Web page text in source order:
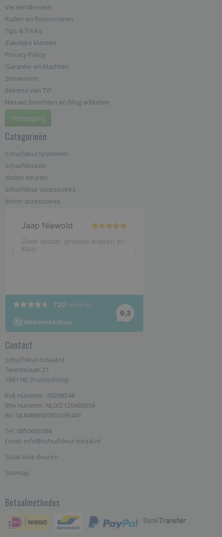
Verzendkosten
Ruilen en Retourneren
Tips & Tricks
Zakelijke klanten
Privacy Policy
Garantie en Klachten
Showroom
Bekend van TV!
Nieuws berichten en blog artikelen
Herroeping
Categorieën
Schuifdeursystemen
Schuifdeuren
stalen deuren
Schuifdeur accessoires
Woon accessoires
Contact
Schuifdeur-totaal.nl
Twentelaan 21
7681 NE Vroomshoop
Kvk nummer : 68268548
Btw nummer: NL002120465B56
Bic: NL84RBRB0955095441
Tel: 0850605084
Email: info@schuifdeur-totaal.nl
Staal look deuren
Sitemap
Betaalmethodes